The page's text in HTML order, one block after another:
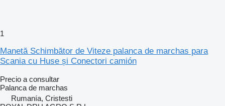
1
Manetă Schimbător de Viteze palanca de marchas para
Scania cu Huse și Conectori camión
Precio a consultar
Palanca de marchas
Rumanía, Cristesti